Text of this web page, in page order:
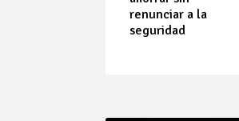
renunciar a la
seguridad